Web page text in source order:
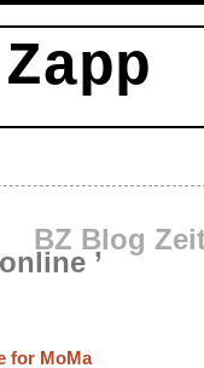
BZ Blog
’
for MoMa